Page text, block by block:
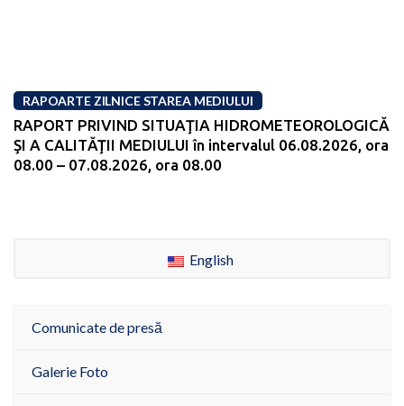
RAPOARTE ZILNICE STAREA MEDIULUI
RAPORT PRIVIND SITUAŢIA HIDROMETEOROLOGICĂ
ŞI A CALITĂŢII MEDIULUI în intervalul 06.08.2026, ora
08.00 – 07.08.2026, ora 08.00
English
Comunicate de presă
Galerie Foto